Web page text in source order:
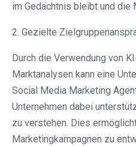
im Gedächtnis bleibt und die
2. Gezielte
Durch die Verwendung von
Marktanalysen kann eine
Social Media Marketing
Unternehmen dabei
zu verstehen. Dies
Marketingkampagnen zu